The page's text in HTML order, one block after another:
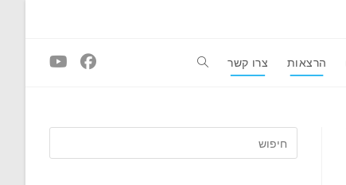
הרצאות צרו קשר Toggle
search